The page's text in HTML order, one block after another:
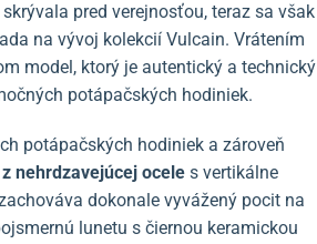
pred verejnosťou, teraz sa však
na vývoj kolekcií Vulcain. Vrátením
model, ktorý je autentický a technický
potápačských hodiniek.
potápačských hodiniek a zároveň
nehrdzavejúcej ocele s vertikálne
dokonale vyvážený pocit na
lunetu s čiernou keramickou